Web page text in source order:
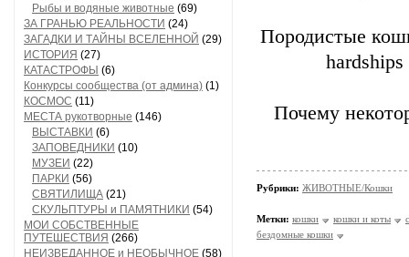
Рыбы и водяные животные (69)
ЗА ГРАНЬЮ РЕАЛЬНОСТИ (24)
ЗАГАДКИ И ТАЙНЫ ВСЕЛЕННОЙ (29)
ИСТОРИЯ (27)
КАТАСТРОФЫ (6)
Конкурсы сообщества (от админа) (1)
КОСМОС (11)
МЕСТА рукотворные (146)
ВЫСТАВКИ (6)
ЗАПОВЕДНИКИ (10)
МУЗЕИ (22)
ПАРКИ (56)
СВЯТИЛИЩА (21)
СКУЛЬПТУРЫ и ПАМЯТНИКИ (54)
МОИ СОБСТВЕННЫЕ
ПУТЕШЕСТВИЯ (266)
НЕИЗВЕДАННОЕ и НЕОБЫЧНОЕ (58)
Породистые
Почему
Рубрики: ЖИВОТНЫЕ/Кошки
Метки: кошки кошки и коты
бездомные кошки